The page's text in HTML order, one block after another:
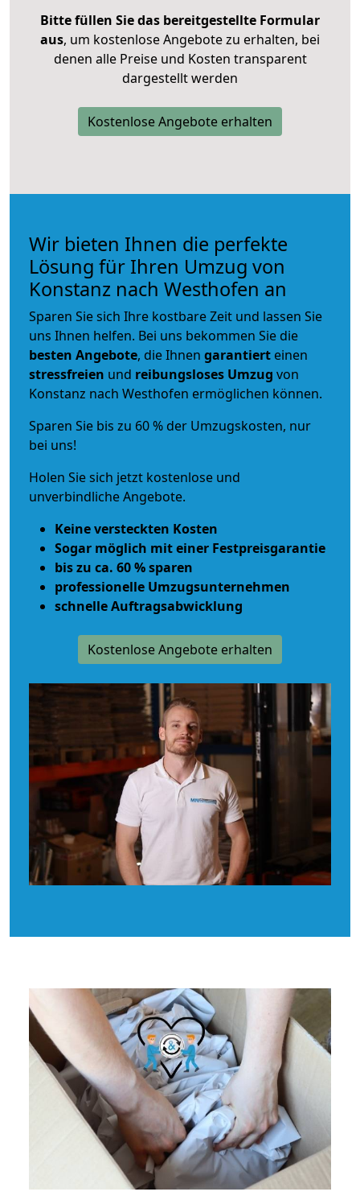
Bitte füllen Sie das bereitgestellte Formular
aus, um kostenlose Angebote zu erhalten, bei
denen alle Preise und Kosten transparent
dargestellt werden
Kostenlose Angebote erhalten
Wir bieten Ihnen die perfekte
Lösung für Ihren Umzug von
Konstanz nach Westhofen an
Sparen Sie sich Ihre kostbare Zeit und lassen Sie
uns Ihnen helfen. Bei uns bekommen Sie die
besten Angebote, die Ihnen garantiert einen
stressfreien und reibungsloses Umzug von
Konstanz nach Westhofen ermöglichen können.
Sparen Sie bis zu 60 % der Umzugskosten, nur
bei uns!
Holen Sie sich jetzt kostenlose und
unverbindliche Angebote.
Keine versteckten Kosten
Sogar möglich mit einer Festpreisgarantie
bis zu ca. 60 % sparen
professionelle Umzugsunternehmen
schnelle Auftragsabwicklung
Kostenlose Angebote erhalten